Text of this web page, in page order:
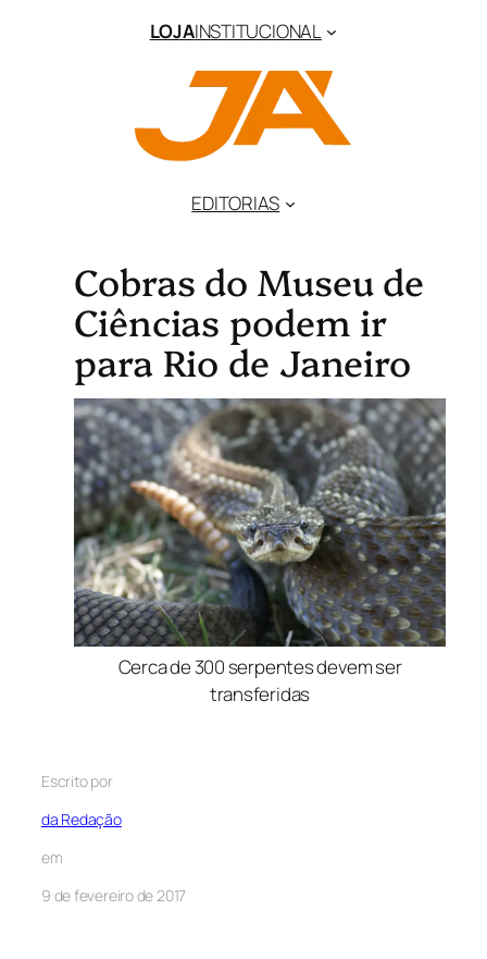
LOJAINSTITUCIONAL
EDITORIAS
Cobras do Museu de
Ciências podem ir
para Rio de Janeiro
Cerca de 300 serpentes devem ser
transferidas
Escrito por
da Redação
em
9 de fevereiro de 2017